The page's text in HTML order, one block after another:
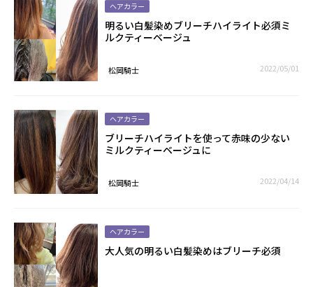
ヘアカラー
明るい白髪染めブリーチハイライト必須ミ
ルクティーベージュ
松岡騎士 2022/05/01
ヘアカラー
ブリーチハイライトを使って赤味の少ない
ミルクティーベージュに
松岡騎士 2022/04/14
ヘアカラー
大人気の明るい白髪染めはブリーチ必須